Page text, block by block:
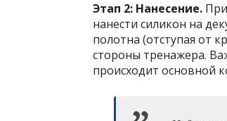
Этап 2: Нанесение.
нанести силикон на
полотна (отступая от
стороны тренажера.
происходит основной